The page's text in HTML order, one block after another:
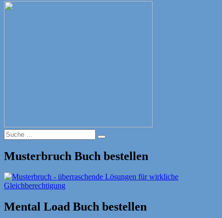
Suche
nach:
Suche
Musterbruch Buch bestellen
Mental Load Buch bestellen